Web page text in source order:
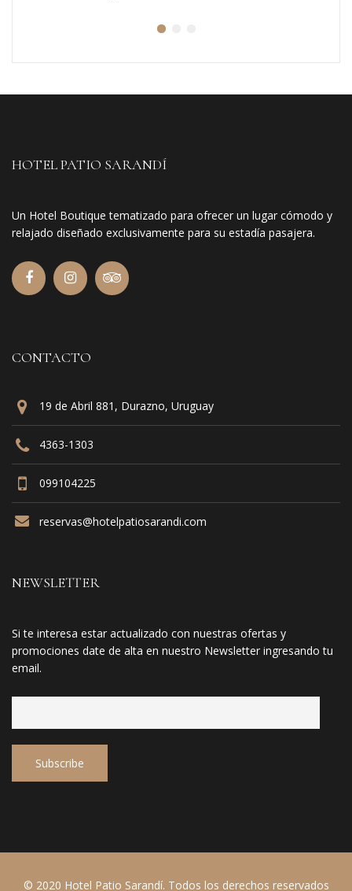
HOTEL PATIO SARANDÍ
Un Hotel Boutique tematizado para ofrecer un lugar cómodo y
relajado diseñado exclusivamente para su estadía pasajera.
CONTACTO
19 de Abril 881, Durazno, Uruguay
4363-1303
099104225
reservas@hotelpatiosarandi.com
NEWSLETTER
Si te interesa estar actualizado con nuestras ofertas y
promociones date de alta en nuestro Newsletter ingresando tu
email.
© 2020 Hotel Patio Sarandí. Todos los derechos reservados